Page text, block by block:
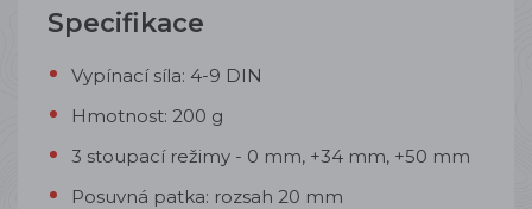
Specifikace
Vypínací síla: 4-9 DIN
Hmotnost: 200 g
3 stoupací režimy - 0 mm, +34 mm, +50 mm
Posuvná patka: rozsah 20 mm